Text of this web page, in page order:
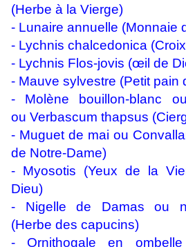
(Herbe à la Vierge)
- Lunaire annuelle (Monnaie
- Lychnis chalcedonica
- Lychnis Flos-jovis (œil de
- Mauve sylvestre (Petit pain
- Molène bouillon-blanc
ou Verbascum thapsus
- Muguet de mai ou
de Notre-Dame)
- Myosotis (Yeux de la
Dieu)
- Nigelle de Damas ou
(Herbe des capucins)
- Ornithogale en